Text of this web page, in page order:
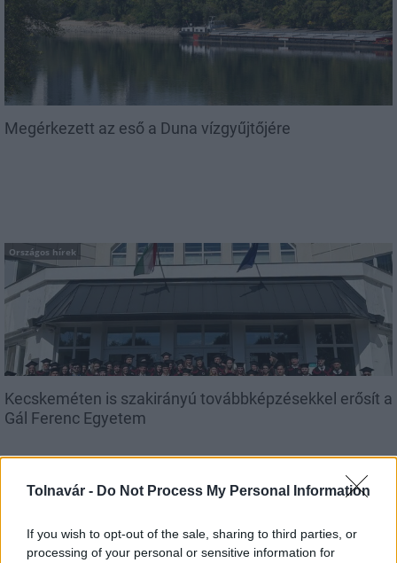
Tolnavár - Do Not Process My Personal Information
If you wish to opt-out of the sale, sharing to third parties, or
processing of your personal or sensitive information for
Megérkezett az eső a Duna vízgyűjtőjére
Országos hírek
Kecskeméten is szakirányú továbbképzésekkel erősít a
Gál Ferenc Egyetem